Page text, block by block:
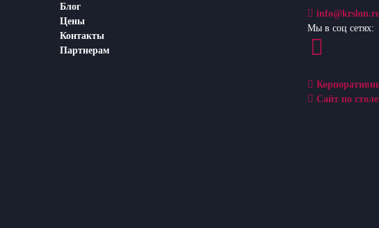
Блог
Цены
Контакты
Партнерам
Мы в соц сетях:
Сайт по